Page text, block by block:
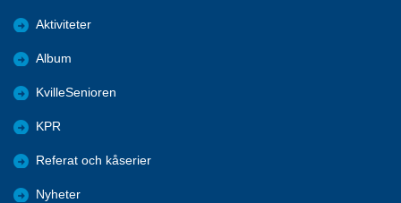
Aktiviteter
Album
KvilleSenioren
KPR
Referat och kåserier
Nyheter